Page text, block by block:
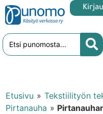
Etusivu » Tekstiilityön
Pirtanauha »